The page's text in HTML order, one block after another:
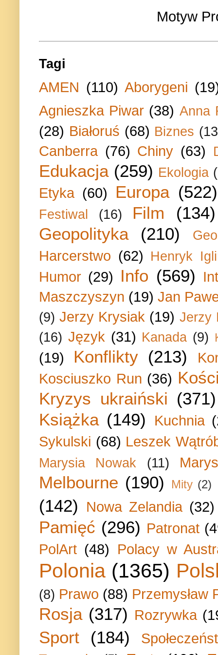
Motyw
Tagi
AMEN (110) Aborygeni
Agnieszka Piwar (38) Anna
(28) Białoruś (68) Biznes
Canberra (76) Chiny (63)
Edukacja (259) Ekologia
Etyka (60) Europa (522)
Festiwal (16) Film
(134)
Geopolityka
(210)
Harcerstwo (62) Henryk
Humor (29) Info (569)
Maszczyszyn (19) Jan
(9) Jerzy Krysiak (19) Jerzy
(16) Język (31) Kanada (9)
(19) Konflikty (213)
Kosciuszko Run (36)
Kryzys ukraiński (371)
Książka (149) Kuchnia
Sykulski (68) Leszek
Marysia Nowak (11)
Melbourne (190) Mity (2)
(142) Nowa Zelandia (32)
Pamięć (296) Patronat
PolArt (48) Polacy w
Polonia (1365)
(8) Prawo (88) Przemysław
Rosja (317) Rozrywka
Sport (184)